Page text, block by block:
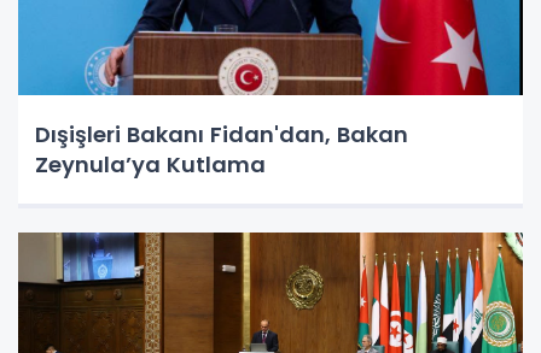
Dışişleri Bakanı Fidan'dan, Bakan
Zeynula’ya Kutlama